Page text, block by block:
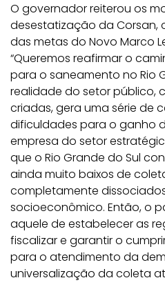
O governador reiterou os
desestatização da Corsan,
das metas do Novo Marco
“Queremos reafirmar o
para o saneamento no Rio
realidade do setor público,
criadas, gera uma série de
dificuldades para o ganho
empresa do setor
que o Rio Grande do Sul
ainda muito baixos de
completamente
socioeconômico. Então, o
aquele de estabelecer as
fiscalizar e garantir o
para o atendimento da
universalização da coleta